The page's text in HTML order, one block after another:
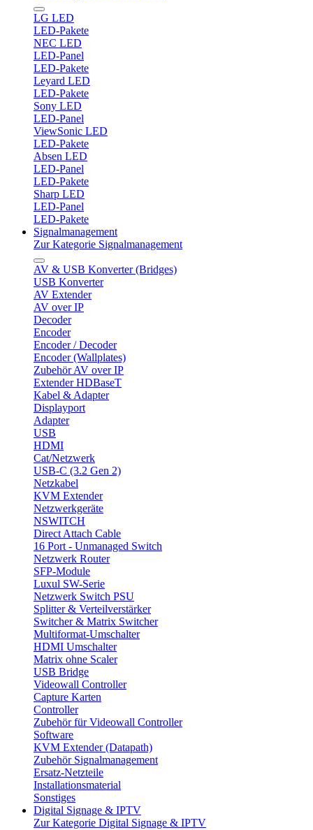
LG LED
LED-Pakete
NEC LED
LED-Panel
LED-Pakete
Leyard LED
LED-Pakete
Sony LED
LED-Panel
ViewSonic LED
LED-Pakete
Absen LED
LED-Panel
LED-Pakete
Sharp LED
LED-Panel
LED-Pakete
Signalmanagement
Zur Kategorie Signalmanagement
AV & USB Konverter (Bridges)
USB Konverter
AV Extender
AV over IP
Decoder
Encoder
Encoder / Decoder
Encoder (Wallplates)
Zubehör AV over IP
Extender HDBaseT
Kabel & Adapter
Displayport
Adapter
USB
HDMI
Cat/Netzwerk
USB-C (3.2 Gen 2)
Netzkabel
KVM Extender
Netzwerkgeräte
NSWITCH
Direct Attach Cable
16 Port - Unmanaged Switch
Netzwerk Router
SFP-Module
Luxul SW-Serie
Netzwerk Switch PSU
Splitter & Verteilverstärker
Switcher & Matrix Switcher
Multiformat-Umschalter
HDMI Umschalter
Matrix ohne Scaler
USB Bridge
Videowall Controller
Capture Karten
Controller
Zubehör für Videowall Controller
Software
KVM Extender (Datapath)
Zubehör Signalmanagement
Ersatz-Netzteile
Installationsmaterial
Sonstiges
Digital Signage & IPTV
Zur Kategorie Digital Signage & IPTV